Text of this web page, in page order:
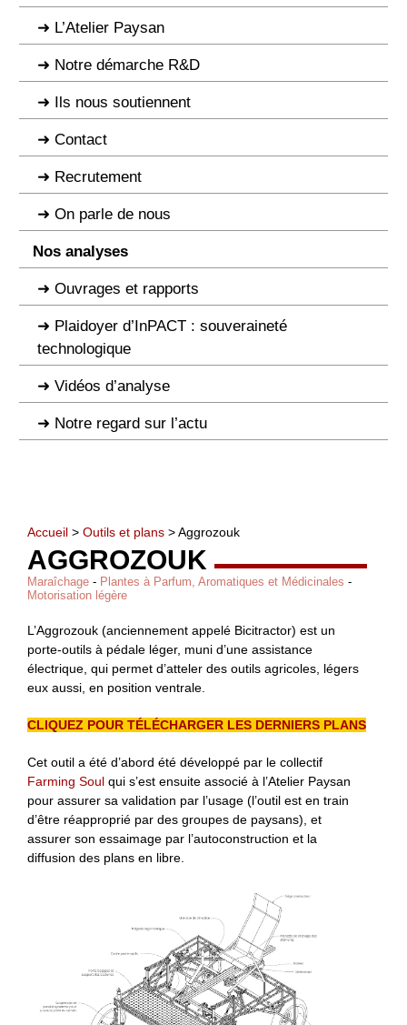
L’Atelier Paysan
Notre démarche R&D
Ils nous soutiennent
Contact
Recrutement
On parle de nous
Nos analyses
Ouvrages et rapports
Plaidoyer d’InPACT : souveraineté
technologique
Vidéos d’analyse
Notre regard sur l’actu
Accueil > Outils et plans > Aggrozouk
AGGROZOUK
Maraîchage - Plantes à Parfum, Aromatiques et Médicinales -
Motorisation légère
L’Aggrozouk (anciennement appelé Bicitractor) est un
porte-outils à pédale léger, muni d’une assistance
électrique, qui permet d’atteler des outils agricoles, légers
eux aussi, en position ventrale.
CLIQUEZ POUR TÉLÉCHARGER LES DERNIERS PLANS
Cet outil a été d’abord été développé par le collectif
Farming Soul qui s’est ensuite associé à l’Atelier Paysan
pour assurer sa validation par l’usage (l’outil est en train
d’être réapproprié par des groupes de paysans), et
assurer son essaimage par l’autoconstruction et la
diffusion des plans en libre.